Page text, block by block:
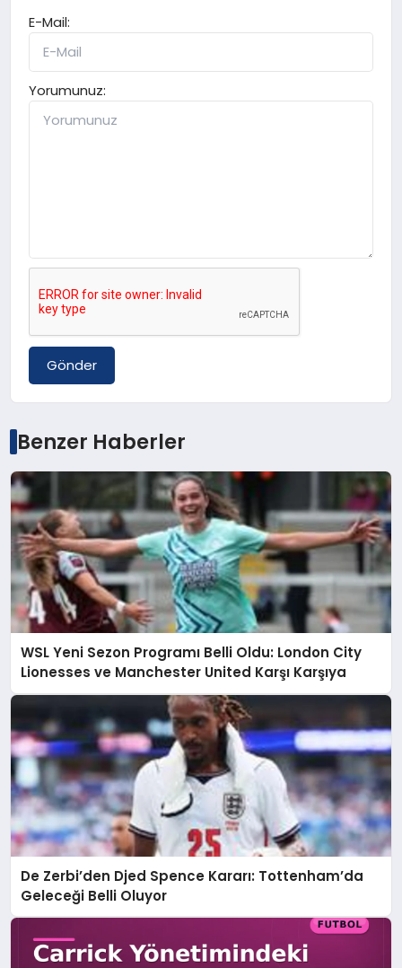
E-Mail:
Yorumunuz:
Gönder
Benzer Haberler
WSL Yeni Sezon Programı Belli Oldu: London City
Lionesses ve Manchester United Karşı Karşıya
De Zerbi’den Djed Spence Kararı: Tottenham’da
Geleceği Belli Oluyor